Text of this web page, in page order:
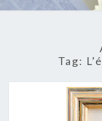
Tag: